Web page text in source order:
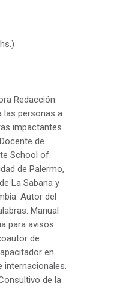
Redacción:
las personas a
impactantes.
de
School of
de Palermo,
La Sabana y
Autor del
Manual
para avisos
de
en
internacionales.
de la